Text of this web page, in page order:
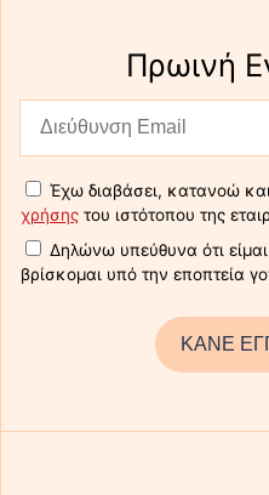
Πρωινή
Έχω διαβάσει, κατανοώ
χρήσης του ιστότοπου της
Δηλώνω υπεύθυνα ότι
βρίσκομαι υπό την εποπτεία
ΚΑΝΕ